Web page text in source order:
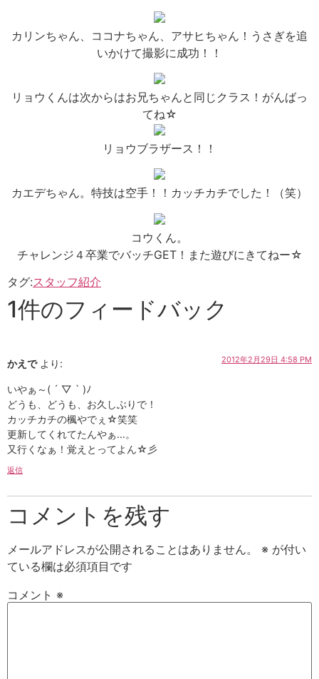
カリンちゃん、ココナちゃん、アサヒちゃん！うさぎを追
いかけて撮影に成功！！
リョウくんは次からはお兄ちゃんと同じクラス！がんばっ
てね☆
リョウブラザース！！
カエデちゃん。特技は空手！！カッチカチでした！（笑）
コウくん。
チャレンジ４卒業でバッチGET！また遊びにきてねー☆
タグ:スタッフ紹介
1件のフィードバック
かえで より: 2012年2月29日 4:58 PM
いやぁ～( ´ ▽ ` )ﾉ
どうも、どうも、お久しぶりで！
カッチカチの楓やでぇ☆笑笑
更新してくれてたんやぁ…。
又行くなぁ！覚えとってよん☆彡
返信
コメントを残す
メールアドレスが公開されることはありません。 ※ が付い
ている欄は必須項目です
コメント ※